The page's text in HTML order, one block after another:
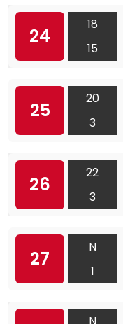
24
18
15
25
20
3
26
22
3
27
N
1
N